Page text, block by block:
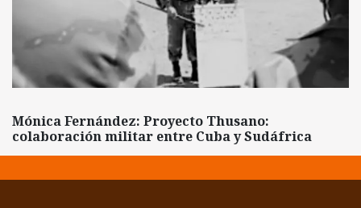
Mónica Fernández: Proyecto Thusano:
colaboración militar entre Cuba y Sudáfrica